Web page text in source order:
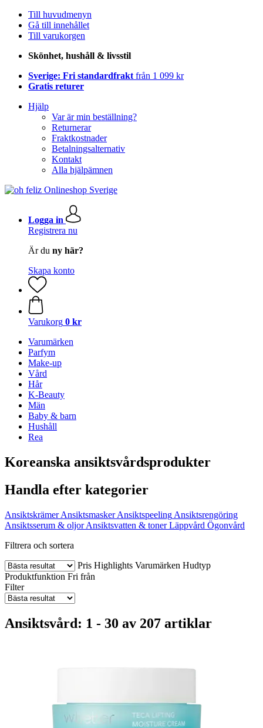
Till huvudmenyn
Gå till innehållet
Till varukorgen
Skönhet, hushåll & livsstil
Sverige: Fri standardfrakt från 1 099 kr
Gratis returer
Hjälp
Var är min beställning?
Returnerar
Fraktkostnader
Betalningsalternativ
Kontakt
Alla hjälpämnen
Logga in
Registrera nu
Är du ny här?
Skapa konto
Varukorg 0 kr
Varumärken
Parfym
Make-up
Vård
Hår
K-Beauty
Män
Baby & barn
Hushåll
Rea
Koreanska ansiktsvårdsprodukter
Handla efter kategorier
Ansiktskrämer Ansiktsmasker Ansiktspeeling Ansiktsrengöring
Ansiktsserum & oljor Ansiktsvatten & toner Läppvård Ögonvård
Filtrera och sortera
Pris Highlights Varumärken Hudtyp
Produktfunktion Fri från
Filter
Ansiktsvård: 1 - 30 av 207 artiklar